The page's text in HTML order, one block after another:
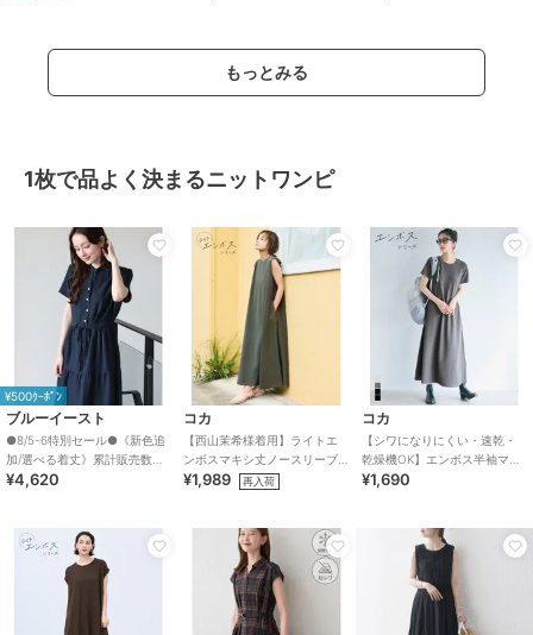
もっとみる
1枚で品よく決まるニットワンピ
¥500ｸｰﾎﾟﾝ
ブルーイースト
●8/5-6特別セール●《新色追
加/選べる着丈》累計販売数
70000枚突破！アソート柄ワ
¥4,620
コカ
【西山茉希様着用】ライトエ
ンボスマキシ丈ノースリーブ
ワンピース 全4色 / シワになり
¥1,989 再入荷
コカ
【シワになりにくい・速乾・
乾燥機OK】エンボス半袖マキ
シワンピース 全4色
¥1,690